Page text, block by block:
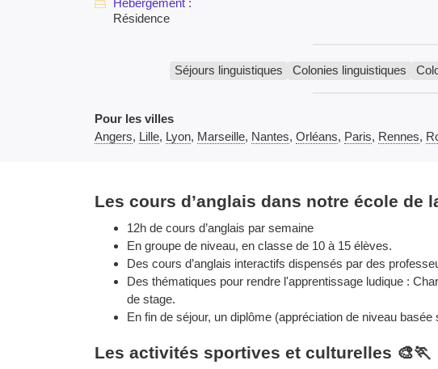
Résidence
Séjours linguistiques Colonies linguistiques
Pour les villes
Angers, Lille, Lyon, Marseille, Nantes, Orléans, Paris, Rennes,
Les cours d’anglais dans notre école de
12h de cours d’anglais par semaine
En groupe de niveau, en classe de 10 à 15 élèves.
Des cours d’anglais interactifs dispensés par des
Des thématiques pour rendre l'apprentissage ludique :
de stage.
En fin de séjour, un diplôme (appréciation de niveau
Les activités sportives et culturelles 🎨🏃